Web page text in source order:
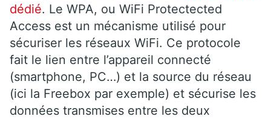
dédié. Le WPA, ou WiFi Protectected
Access est un mécanisme utilisé pour
sécuriser les réseaux WiFi. Ce protocole
fait le lien entre l’appareil connecté
(smartphone, PC…) et la source du réseau
(ici la Freebox par exemple) et sécurise les
données transmises entre les deux